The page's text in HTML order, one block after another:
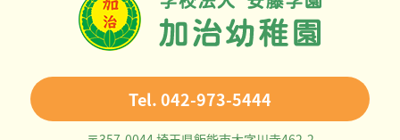
Tel. 042-973-5444